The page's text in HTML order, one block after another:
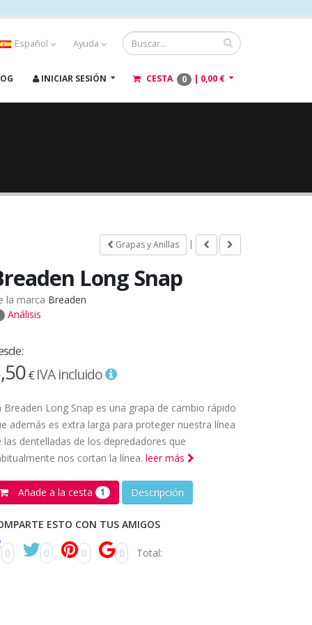
Español Ayuda
INICIAR SESIÓN CESTA 0 | 0,00 €
Grapas y Anillas |
Long Snap
la marca Breaden
Análisis
€IVA incluido
Breaden Long Snap es una grapa de cambio rápido
además es extra larga para proteger nuestra línea
las dentelladas de los depredadores que
nos cortan la línea. leer más
Añade a la cesta 1 Descripción
ESTO CON TUS AMIGOS
0 0 0 0 Total: